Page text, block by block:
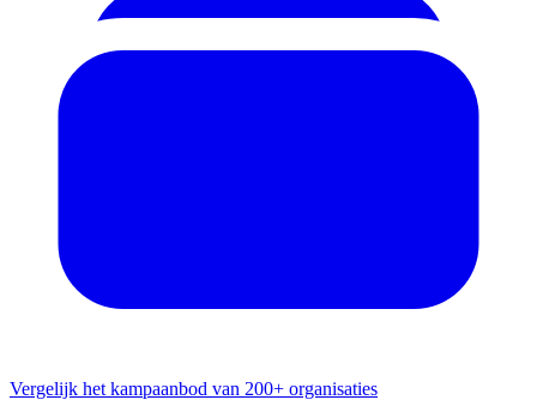
Vergelijk het kampaanbod van 200+ organisaties